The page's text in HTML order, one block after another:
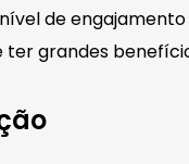
de
grandes